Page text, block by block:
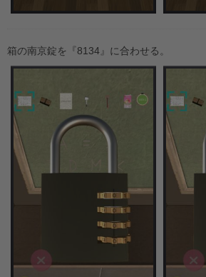
箱の南京錠を『8134』に合わせる。